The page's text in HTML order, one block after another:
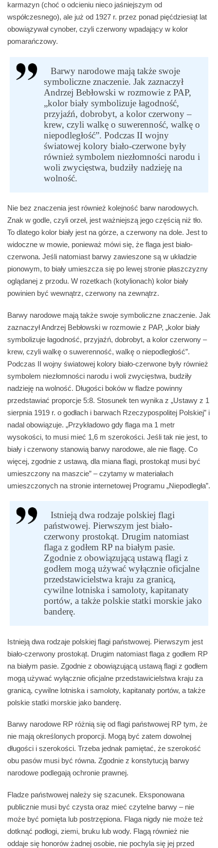
karmazyn (choć o odcieniu nieco jaśniejszym od
współczesnego), ale już od 1927 r. przez ponad pięćdziesiąt lat
obowiązywał cynober, czyli czerwony wpadający w kolor
pomarańczowy.
Barwy narodowe mają także swoje
symboliczne znaczenie. Jak zaznaczył
Andrzej Bebłowski w rozmowie z PAP,
„kolor biały symbolizuje łagodność,
przyjaźń, dobrobyt, a kolor czerwony –
krew, czyli walkę o suwerenność, walkę o
niepodległość”. Podczas II wojny
światowej kolory biało-czerwone były
również symbolem niezłomności narodu i
woli zwycięstwa, budziły nadzieję na
wolność.
Nie bez znaczenia jest również kolejność barw narodowych.
Znak w godle, czyli orzeł, jest ważniejszą jego częścią niż tło.
To dlatego kolor biały jest na górze, a czerwony na dole. Jest to
widoczne w mowie, ponieważ mówi się, że flaga jest biało-
czerwona. Jeśli natomiast barwy zawieszone są w układzie
pionowym, to biały umieszcza się po lewej stronie płaszczyzny
oglądanej z przodu. W rozetkach (kotylionach) kolor biały
powinien być wewnątrz, czerwony na zewnątrz.
Barwy narodowe mają także swoje symboliczne znaczenie. Jak
zaznaczył Andrzej Bebłowski w rozmowie z PAP, „kolor biały
symbolizuje łagodność, przyjaźń, dobrobyt, a kolor czerwony –
krew, czyli walkę o suwerenność, walkę o niepodległość”.
Podczas II wojny światowej kolory biało-czerwone były również
symbolem niezłomności narodu i woli zwycięstwa, budziły
nadzieję na wolność. Długości boków w fladze powinny
przedstawiać proporcje 5:8. Stosunek ten wynika z „Ustawy z 1
sierpnia 1919 r. o godłach i barwach Rzeczypospolitej Polskiej” i
nadal obowiązuje. „Przykładowo gdy flaga ma 1 metr
wysokości, to musi mieć 1,6 m szerokości. Jeśli tak nie jest, to
biały i czerwony stanowią barwy narodowe, ale nie flagę. Co
więcej, zgodnie z ustawą, dla miana flagi, prostokąt musi być
umieszczony na maszcie” – czytamy w materiałach
umieszczonych na stronie internetowej Programu „Niepodległa”.
Istnieją dwa rodzaje polskiej flagi
państwowej. Pierwszym jest biało-
czerwony prostokąt. Drugim natomiast
flaga z godłem RP na białym pasie.
Zgodnie z obowiązującą ustawą flagi z
godłem mogą używać wyłącznie oficjalne
przedstawicielstwa kraju za granicą,
cywilne lotniska i samoloty, kapitanaty
portów, a także polskie statki morskie jako
banderę.
Istnieją dwa rodzaje polskiej flagi państwowej. Pierwszym jest
biało-czerwony prostokąt. Drugim natomiast flaga z godłem RP
na białym pasie. Zgodnie z obowiązującą ustawą flagi z godłem
mogą używać wyłącznie oficjalne przedstawicielstwa kraju za
granicą, cywilne lotniska i samoloty, kapitanaty portów, a także
polskie statki morskie jako banderę.
Barwy narodowe RP różnią się od flagi państwowej RP tym, że
nie mają określonych proporcji. Mogą być zatem dowolnej
długości i szerokości. Trzeba jednak pamiętać, że szerokość
obu pasów musi być równa. Zgodnie z konstytucją barwy
narodowe podlegają ochronie prawnej.
Fladze państwowej należy się szacunek. Eksponowana
publicznie musi być czysta oraz mieć czytelne barwy – nie
może być pomięta lub postrzępiona. Flaga nigdy nie może też
dotknąć podłogi, ziemi, bruku lub wody. Flagą również nie
oddaje się honorów żadnej osobie, nie pochyla się jej przed